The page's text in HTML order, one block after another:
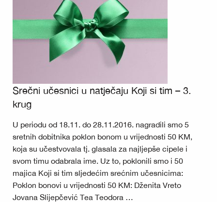
Srečni učesnici u natječaju Koji si tim – 3.
krug
U periodu od 18.11. do 28.11.2016. nagradili smo 5
sretnih dobitnika poklon bonom u vrijednosti 50 KM,
koja su učestvovala tj. glasala za najljepše cipele i
svom timu odabrala ime. Uz to, poklonili smo i 50
majica Koji si tim sljedećim srećnim učesnicima:
Poklon bonovi u vrijednosti 50 KM: Dženita Vreto
Jovana Slijepčević Tea Teodora …